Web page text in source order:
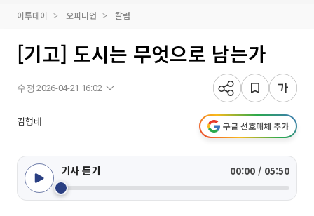
이투데이 오피니언 칼럼
[기고] 도시는 무엇으로 남는가
수정 2026-04-21 16:02
김형태 구글 선호매체 추가
기사 듣기 00:00 / 05:50